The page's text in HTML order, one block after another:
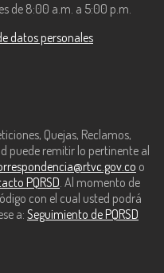
de 8:00 a.m. a 5:00 p.m.
datos personales
Quejas, Reclamos,
puede remitir lo pertinente al
o
PQRSD. Al momento de
con el cual usted podrá
a: Seguimiento de PQRSD